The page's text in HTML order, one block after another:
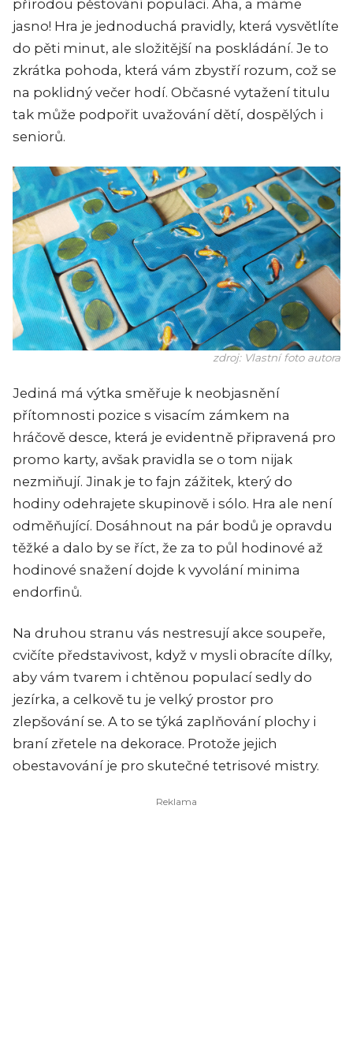
přírodou pěstování populací. Aha, a máme
jasno! Hra je jednoduchá pravidly, která vysvětlíte
do pěti minut, ale složitější na poskládání. Je to
zkrátka pohoda, která vám zbystří rozum, což se
na poklidný večer hodí. Občasné vytažení titulu
tak může podpořit uvažování dětí, dospělých i
seniorů.
zdroj: Vlastní foto autora
Jediná má výtka směřuje k neobjasnění
přítomnosti pozice s visacím zámkem na
hráčově desce, která je evidentně připravená pro
promo karty, avšak pravidla se o tom nijak
nezmiňují. Jinak je to fajn zážitek, který do
hodiny odehrajete skupinově i sólo. Hra ale není
odměňující. Dosáhnout na pár bodů je opravdu
těžké a dalo by se říct, že za to půl hodinové až
hodinové snažení dojde k vyvolání minima
endorfinů.
Na druhou stranu vás nestresují akce soupeře,
cvičíte představivost, když v mysli obracíte dílky,
aby vám tvarem i chtěnou populací sedly do
jezírka, a celkově tu je velký prostor pro
zlepšování se. A to se týká zaplňování plochy i
braní zřetele na dekorace. Protože jejich
obestavování je pro skutečné tetrisové mistry.